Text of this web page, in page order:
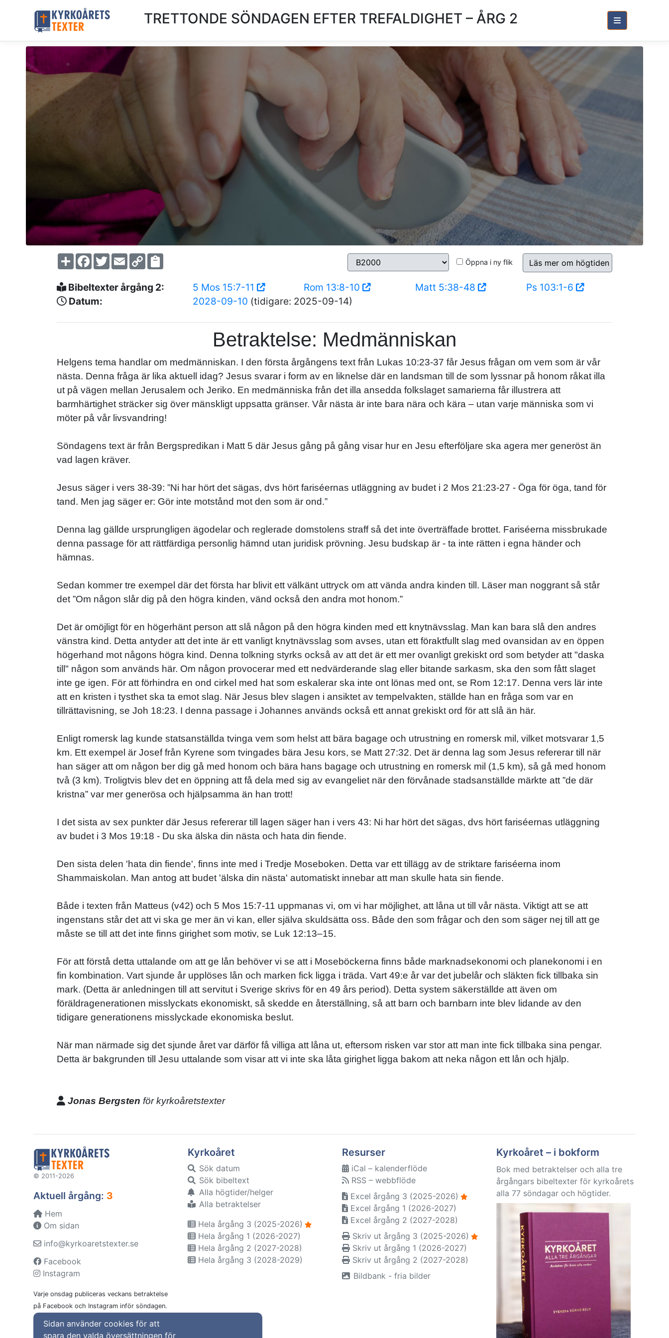
TRETTONDE SÖNDAGEN EFTER TREFALDIGHET – ÅRG 2
ShareFacebook
TwitterEmailCopy
Link Öppna i ny flik Läs mer om högtiden
Bibeltexter årgång 2: 5 Mos 15:7-11 Rom 13:8-10 Matt 5:38-48
Ps 103:1-6
Datum:
2028-09-10 (tidigare: 2025-09-14)
Betraktelse: Medmänniskan
Helgens tema handlar om medmänniskan. I den första årgångens text från Lukas 10:23-37 får Jesus frågan om vem som är vår
nästa. Denna fråga är lika aktuell idag? Jesus svarar i form av en liknelse där en landsman till de som lyssnar på honom råkat illa
ut på vägen mellan Jerusalem och Jeriko. En medmänniska från det illa ansedda folkslaget samarierna får illustrera att
barmhärtighet sträcker sig över mänskligt uppsatta gränser. Vår nästa är inte bara nära och kära – utan varje människa som vi
möter på vår livsvandring!
Söndagens text är från Bergspredikan i Matt 5 där Jesus gång på gång visar hur en Jesu efterföljare ska agera mer generöst än
vad lagen kräver.
Jesus säger i vers 38-39: ”Ni har hört det sägas, dvs hört fariséernas utläggning av budet i 2 Mos 21:23-27 - Öga för öga, tand för
tand. Men jag säger er: Gör inte motstånd mot den som är ond.”
Denna lag gällde ursprungligen ägodelar och reglerade domstolens straff så det inte överträffade brottet. Fariséerna missbrukade
denna passage för att rättfärdiga personlig hämnd utan juridisk prövning. Jesu budskap är - ta inte rätten i egna händer och
hämnas.
Sedan kommer tre exempel där det första har blivit ett välkänt uttryck om att vända andra kinden till. Läser man noggrant så står
det ”Om någon slår dig på den högra kinden, vänd också den andra mot honom.”
Det är omöjligt för en högerhänt person att slå någon på den högra kinden med ett knytnävsslag. Man kan bara slå den andres
vänstra kind. Detta antyder att det inte är ett vanligt knytnävsslag som avses, utan ett föraktfullt slag med ovansidan av en öppen
högerhand mot någons högra kind. Denna tolkning styrks också av att det är ett mer ovanligt grekiskt ord som betyder att "daska
till" någon som används här. Om någon provocerar med ett nedvärderande slag eller bitande sarkasm, ska den som fått slaget
inte ge igen. För att förhindra en ond cirkel med hat som eskalerar ska inte ont lönas med ont, se Rom 12:17. Denna vers lär inte
att en kristen i tysthet ska ta emot slag. När Jesus blev slagen i ansiktet av tempelvakten, ställde han en fråga som var en
tillrättavisning, se Joh 18:23. I denna passage i Johannes används också ett annat grekiskt ord för att slå än här.
Enligt romersk lag kunde statsanställda tvinga vem som helst att bära bagage och utrustning en romersk mil, vilket motsvarar 1,5
km. Ett exempel är Josef från Kyrene som tvingades bära Jesu kors, se Matt 27:32. Det är denna lag som Jesus refererar till när
han säger att om någon ber dig gå med honom och bära hans bagage och utrustning en romersk mil (1,5 km), så gå med honom
två (3 km). Troligtvis blev det en öppning att få dela med sig av evangeliet när den förvånade stadsanställde märkte att ”de där
kristna” var mer generösa och hjälpsamma än han trott!
I det sista av sex punkter där Jesus refererar till lagen säger han i vers 43: Ni har hört det sägas, dvs hört fariséernas utläggning
av budet i 3 Mos 19:18 - Du ska älska din nästa och hata din fiende.
Den sista delen 'hata din fiende', finns inte med i Tredje Moseboken. Detta var ett tillägg av de striktare fariséerna inom
Shammaiskolan. Man antog att budet 'älska din nästa' automatiskt innebar att man skulle hata sin fiende.
Både i texten från Matteus (v42) och 5 Mos 15:7-11 uppmanas vi, om vi har möjlighet, att låna ut till vår nästa. Viktigt att se att
ingenstans står det att vi ska ge mer än vi kan, eller själva skuldsätta oss. Både den som frågar och den som säger nej till att ge
måste se till att det inte finns girighet som motiv, se Luk 12:13–15.
För att förstå detta uttalande om att ge lån behöver vi se att i Moseböckerna finns både marknadsekonomi och planekonomi i en
fin kombination. Vart sjunde år upplöses lån och marken fick ligga i träda. Vart 49:e år var det jubelår och släkten fick tillbaka sin
mark. (Detta är anledningen till att servitut i Sverige skrivs för en 49 års period). Detta system säkerställde att även om
föräldragenerationen misslyckats ekonomiskt, så skedde en återställning, så att barn och barnbarn inte blev lidande av den
tidigare generationens misslyckade ekonomiska beslut.
När man närmade sig det sjunde året var därför få villiga att låna ut, eftersom risken var stor att man inte fick tillbaka sina pengar.
Detta är bakgrunden till Jesu uttalande som visar att vi inte ska låta girighet ligga bakom att neka någon ett lån och hjälp.
Jonas Bergsten för kyrkoåretstexter
© 2011-2026
Aktuell årgång: 3
Hem
Om sidan
info@kyrkoaretstexter.se
Facebook
Instagram
Varje onsdag publiceras veckans betraktelse
på Facebook och Instagram inför söndagen.
Kyrkoåret
Sök datum
Sök bibeltext
Alla högtider/helger
Alla betraktelser
Hela årgång 3 (2025-2026)
Hela årgång 1 (2026-2027)
Hela årgång 2 (2027-2028)
Hela årgång 3 (2028-2029)
Resurser
iCal – kalenderflöde
RSS – webbflöde
Excel årgång 3 (2025-2026)
Excel årgång 1 (2026-2027)
Excel årgång 2 (2027-2028)
Skriv ut årgång 3 (2025-2026)
Skriv ut årgång 1 (2026-2027)
Skriv ut årgång 2 (2027-2028)
Bildbank - fria bilder
Kyrkoåret – i bokform
Bok med betraktelser och alla tre
årgångars bibeltexter för kyrkoårets
alla 77 söndagar och högtider.
Sidan använder cookies för att
spara den valda översättningen för